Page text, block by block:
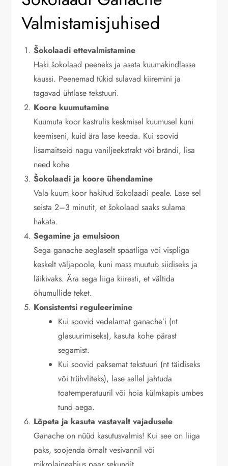
Valmistamisjuhised
Šokolaadi ettevalmistamine
Haki šokolaad peeneks ja aseta kuumakindlasse
kaussi. Peenemad tükid sulavad kiiremini ja
tagavad ühtlase tekstuuri.
Koore kuumutamine
Kuumuta koor kastrulis keskmisel kuumusel kuni
keemiseni, kuid ära lase keeda. Kui soovid
lisamaitseid nagu vaniljeekstrakt või brändi, lisa
need kohe.
Šokolaadi ja koore ühendamine
Vala kuum koor hakitud šokolaadi peale. Lase sel
seista 2–3 minutit, et šokolaad saaks sulama
hakata.
Segamine ja emulsioon
Sega ganache aeglaselt spaatliga või vispliga
keskelt väljapoole, kuni mass muutub siidiseks ja
läikivaks. Ära sega liiga kiiresti, et vältida
õhumullide teket.
Konsistentsi reguleerimine
Kui soovid vedelamat ganache’i (nt
glasuurimiseks), kasuta kohe pärast
segamist.
Kui soovid paksemat tekstuuri (nt täidiseks
või trühvliteks), lase sellel jahtuda
toatemperatuuril või hoia külmkapis umbes
tund aega.
Lõpeta ja kasuta vastavalt vajadusele
Ganache on nüüd kasutusvalmis! Kui see on liiga
paks, soojenda õrnalt vesivannil või